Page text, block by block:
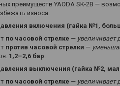
преимуществ YAODA SK-2B —
износа.
включения (гайка №1,
по часовой стрелке — увеличивает
против часовой стрелки —
1,2–2,6 бар.
выключения (гайка №2,
по часовой стрелке — увеличивает